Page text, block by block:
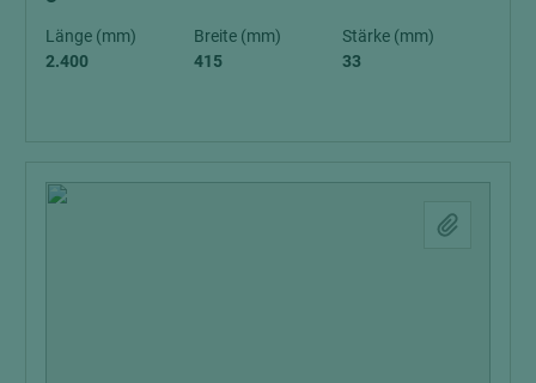
Länge (mm)
2.400
Breite (mm)
415
Stärke (mm)
33